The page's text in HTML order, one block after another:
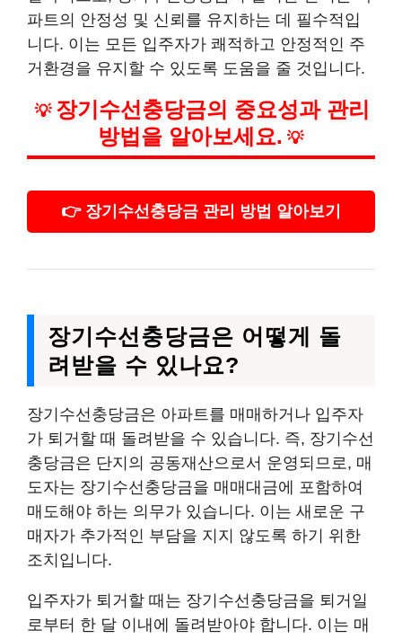
파트의 안정성 및 신뢰를 유지하는 데 필수적입
니다. 이는 모든 입주자가 쾌적하고 안정적인 주
거환경을 유지할 수 있도록 도움을 줄 것입니다.
💡 장기수선충당금의 중요성과 관리
방법을 알아보세요. 💡
👉 장기수선충당금 관리 방법 알아보기
장기수선충당금은 어떻게 돌
려받을 수 있나요?
장기수선충당금은 아파트를 매매하거나 입주자
가 퇴거할 때 돌려받을 수 있습니다. 즉, 장기수선
충당금은 단지의 공동재산으로서 운영되므로, 매
도자는 장기수선충당금을 매매대금에 포함하여
매도해야 하는 의무가 있습니다. 이는 새로운 구
매자가 추가적인 부담을 지지 않도록 하기 위한
조치입니다.
입주자가 퇴거할 때는 장기수선충당금을 퇴거일
로부터 한 달 이내에 돌려받아야 합니다. 이는 매